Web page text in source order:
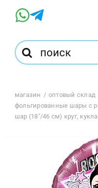
Результат
поиска:
Магазин
Оптовый
Корзина
магазин оптовый склад
фольгированные шары с
шар (18″/46 см) круг,